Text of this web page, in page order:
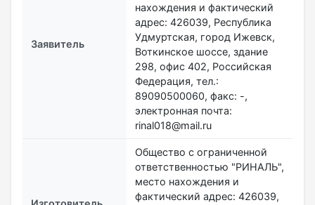
Заявитель
нахождения и фактический
адрес: 426039, Республика
Удмуртская, город Ижевск,
Воткинское шоссе, здание
298, офис 402, Российская
Федерация, тел.:
89090500060, факс: -,
электронная почта:
rinal018@mail.ru
Общество с ограниченной
ответственностью "РИНАЛЬ",
место нахождения и
фактический адрес: 426039,